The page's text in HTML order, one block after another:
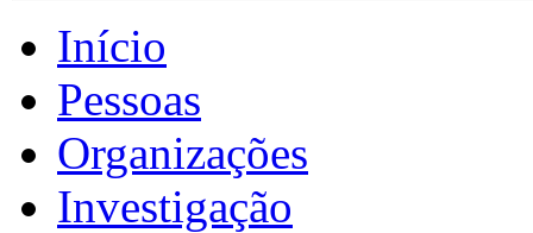
Início
Pessoas
Organizações
Investigação